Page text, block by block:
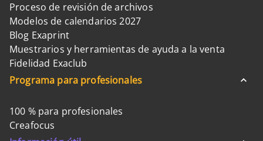
Proceso de revisión de archivos
Modelos de calendarios 2027
Blog Exaprint
Muestrarios y herramientas de ayuda a la venta
Fidelidad Exaclub
Programa para profesionales
100 % para profesionales
Creafocus